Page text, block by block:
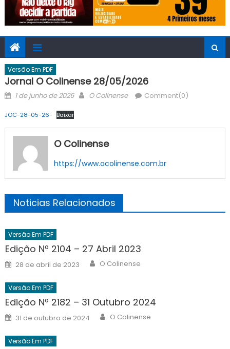
Versão Em PDF
Jornal O Colinense 28/05/2026
Posted
1 de junho de 2026 Author
O Colinense Comment(0)
JOC-28-05-26- Baixar
O Colinense
https://www.ocolinense.com.br
Noticias Relacionados
Versão Em PDF
Edição Nº 2104 – 27 Abril 2023
Posted
on
28 de abril de 2023 Author
O Colinense
Versão Em PDF
Edição Nº 2182 – 31 Outubro 2024
Posted
on
31 de outubro de 2024 Author
O Colinense
Versão Em PDF